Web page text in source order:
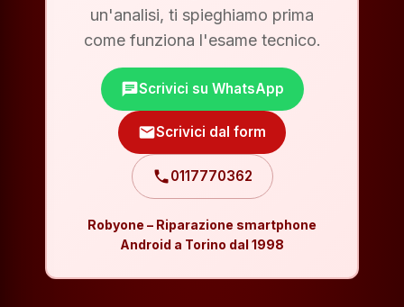
un'analisi, ti spieghiamo prima
come funziona l'esame tecnico.
chatScrivici su WhatsApp
mailScrivici dal form
phone0117770362
Robyone – Riparazione smartphone
Android a Torino dal 1998